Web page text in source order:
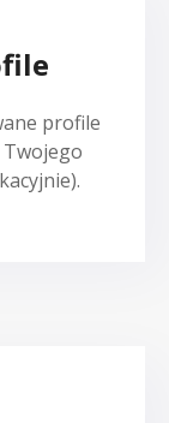
profile